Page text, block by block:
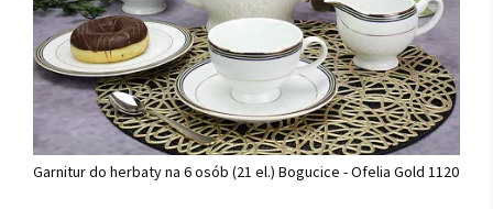
Garnitur do herbaty na 6 osób (21 el.) Bogucice - Ofelia Gold 1120